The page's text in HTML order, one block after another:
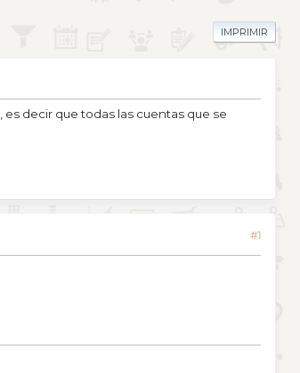
IMPRIMIR
decir que todas las cuentas que se
#1